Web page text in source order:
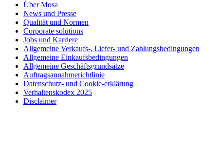
Über Mosa
News und Presse
Qualität und Normen
Corporate solutions
Jobs und Karriere
Allgemeine Verkaufs-, Liefer- und Zahlungsbedingungen
Allgemeine Einkaufsbedingungen
Allgemeine Geschäftsgrundsätze
Auftragsannahmerichtlinie
Datenschutz- und Cookie-erklärung
Verhaltenskodex 2025
Disclaimer